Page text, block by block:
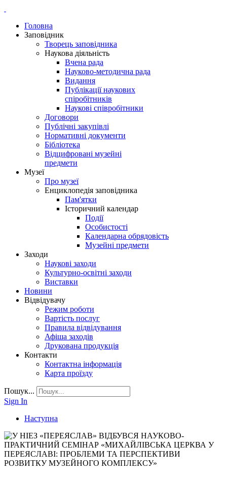
Головна
Заповідник
Творець заповідника
Наукова діяльність
Вчена рада
Науково-методична рада
Видання
Публікації наукових
спіробітників
Наукові співробітники
Договори
Публічні закупівлі
Нормативні документи
Бібліотека
Відцифровані музейні
предмети
Музеї
Про музеї
Енциклопедія заповідника
Пам'ятки
Історичний календар
Події
Особистості
Календарна обрядовість
Музейні предмети
Заходи
Наукові заходи
Культурно-освітні заходи
Виставки
Новини
Відвідувачу
Режим роботи
Вартість послуг
Правила відвідування
Афіша заходів
Друкована продукція
Контакти
Контактна інформація
Карта проїзду
Пошук...
Sign In
Наступна